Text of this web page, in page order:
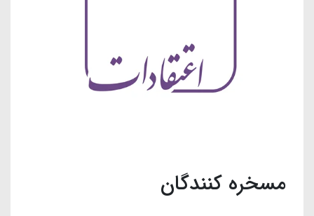
مسخره کنندگان